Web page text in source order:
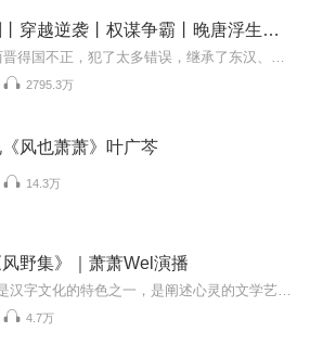
晋末长剑丨穿越逆袭丨权谋争霸丨晚唐浮生前传|VIP免费|多人有声剧
2795.3万
风也萧萧》叶广芩
14.3万
野集》｜萧萧Wel演播
4.7万